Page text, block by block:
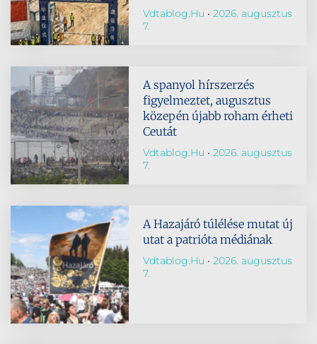
Vdtablog.hu
2026. augusztus
7.
A spanyol hírszerzés
figyelmeztet, augusztus
közepén újabb roham érheti
Ceutát
Vdtablog.hu
2026. augusztus
7.
A Hazajáró túlélése mutat új
utat a patrióta médiának
Vdtablog.hu
2026. augusztus
7.